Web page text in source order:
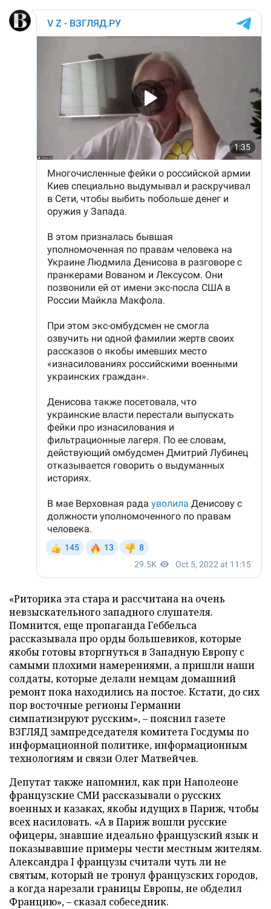
«Риторика эта стара и рассчитана на очень
невзыскательного западного слушателя.
Помнится, еще пропаганда Геббельса
рассказывала про орды большевиков, которые
якобы готовы вторгнуться в Западную Европу с
самыми плохими намерениями, а пришли наши
солдаты, которые делали немцам домашний
ремонт пока находились на постое. Кстати, до сих
пор восточные регионы Германии
симпатизируют русским», – пояснил газете
ВЗГЛЯД зампредседателя комитета Госдумы по
информационной политике, информационным
технологиям и связи Олег Матвейчев.
Депутат также напомнил, как при Наполеоне
французские СМИ рассказывали о русских
военных и казаках, якобы идущих в Париж, чтобы
всех насиловать. «А в Париж вошли русские
офицеры, знавшие идеально французский язык и
показывавшие примеры чести местным жителям.
Александра I французы считали чуть ли не
святым, который не тронул французских городов,
а когда нарезали границы Европы, не обделил
Францию», – сказал собеседник.